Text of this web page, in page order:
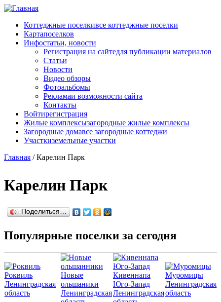
Перейти к основному содержанию
Коттеджные поселкивсе коттеджные поселки
Картапоселков
Инфостатьи, новости
Регистрация на сайтедля публикации материалов
Статьи
Новости
Видео обзоры
Фотоальбомы
Рекламаи возможности сайта
Контакты
Войтирегистрация
Жилые комплексызагородные жилые комплексы
Загородные домавсе загородные коттеджи
Участкиземельные участки
Главная /Карелин Парк
Карелин Парк
Поделиться…
Популярные поселки за сегодня
Роквиль
Ленинградская
область
Новые
ольшаники
Ленинградская
Кивеннапа
Юго-Запад
Ленинградская
Муромицы
Ленинградская
область